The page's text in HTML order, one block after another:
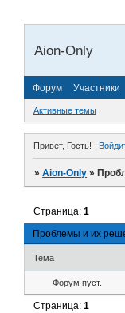
Aion-Only
Форум Участники
Активные темы
Привет, Гость!
»Aion-Only »
Проблемы и их
Страница:1
Тема
Форум пуст.
Страница:1